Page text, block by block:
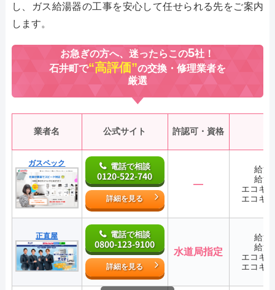
し、ガス給湯器の工事を安心して任せられる先をご案内
します。
お急ぎの方へ、迷ったらこの5社！
石井町で“高評価”の交換・修理業者を
厳選
業者名 公式サイト 許認可・資格
ガスペック 電話で相談
0120-522-740
詳細を見る
―
給湯
給湯
エコキ
エコキ
正直屋 電話で相談
0800-123-9100
詳細を見る
水道局指定
給湯
給湯
エコキ
エコキ